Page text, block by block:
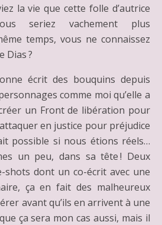
la vie que cette folle d’autrice
seriez vachement plus
temps, vous ne connaissez
Dias ?
écrit des bouquins depuis
comme moi qu’elle a
un Front de libération pour
en justice pour préjudice
possible si nous étions réels…
un peu, dans sa tête ! Deux
dont un co-écrit avec une
ça en fait des malheureux
avant qu’ils en arrivent à une
ça sera mon cas aussi, mais il